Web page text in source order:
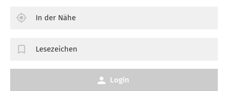
In der Nähe
Lesezeichen
Login